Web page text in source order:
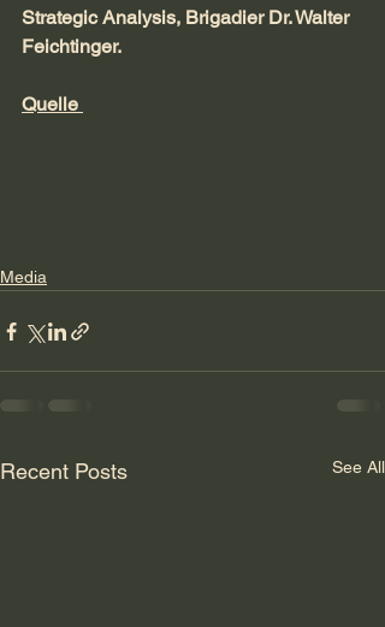
Strategic Analysis, Brigadier Dr. Walter
Feichtinger.
Quelle
Media
Recent Posts See All